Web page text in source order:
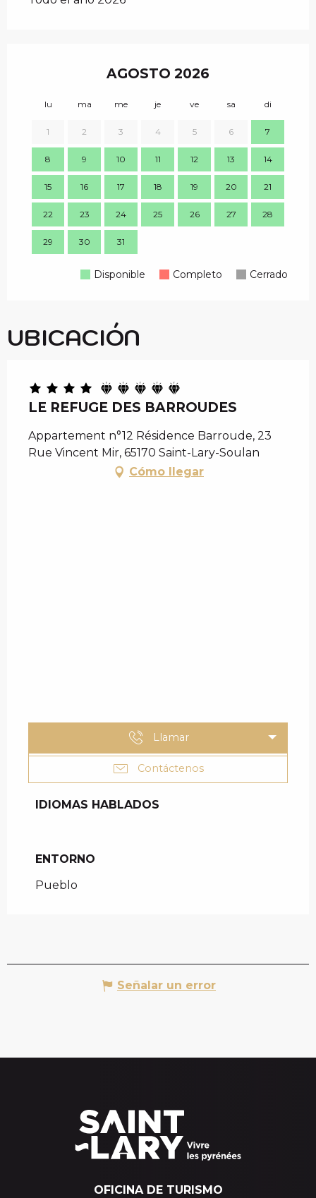
AGOSTO 2026
lu ma me je ve sa di
1 2 3 4 5 6 7
8 9 10 11 12 13 14
15 16 17 18 19 20 21
22 23 24 25 26 27 28
29 30 31
Disponible Completo Cerrado
UBICACIÓN
LE REFUGE DES BARROUDES
Appartement n°12 Résidence Barroude, 23
Rue Vincent Mir, 65170 Saint-Lary-Soulan
Cómo llegar
Llamar
Contáctenos
IDIOMAS HABLADOS
IDIOMAS HABLADOS
ENTORNO
ENTORNO
Pueblo
Señalar un error
OFICINA DE TURISMO